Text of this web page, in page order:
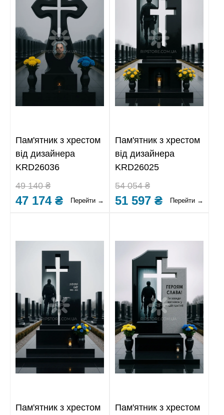
Пам'ятник з хрестом
від дизайнера
KRD26036
49 140 ₴
47 174 ₴ Перейти →
Пам'ятник з хрестом
від дизайнера
KRD26025
54 054 ₴
51 597 ₴ Перейти →
Пам'ятник з хрестом
Пам'ятник з хрестом